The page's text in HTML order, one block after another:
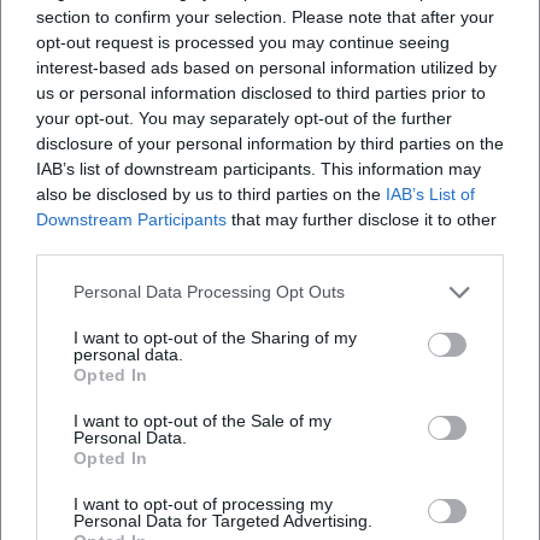
section to confirm your selection. Please note that after your
opt-out request is processed you may continue seeing
interest-based ads based on personal information utilized by
us or personal information disclosed to third parties prior to
your opt-out. You may separately opt-out of the further
disclosure of your personal information by third parties on the
IAB’s list of downstream participants. This information may
also be disclosed by us to third parties on the IAB’s List of
Downstream Participants that may further disclose it to other
Personal Data Processing Opt Outs
I want to opt-out of the Sharing of my
personal data.
Opted In
I want to opt-out of the Sale of my
Personal Data.
Opted In
I want to opt-out of processing my
Personal Data for Targeted Advertising.
Tourtermine
Mit „Bayern liebt DICH!“ bringt Krebs eine satirische Vision
auf die Bühne: Die bayerische Heimat gründet ihr eigenes
soziales Netzwerk — ein Erzählimpuls, der Medienkritik,
Polit-Folklore und Heimatpersiflage verbindet. Inhaltlich ist
das Programm eng am Zeitgeist und verhandelt
Medienmacht, digitale Folklore und politische
Inszenierung. Bereits zuvor variierte „Bavaria first!“ das
Motiv einer souveränen „Republik Bayern“ als komische
Versuchsanordnung und lieferte pointierte State-of-the-
Die laufenden Auftritte 2026 dokumentieren
ungebrochene Nachfrage: Ausverkaufte Häuser,
sind Ausdruck einer lebendigen Tourpraxis. Die
Produktionspartner aus dem Live- und Ticketing-Bereich
Vorverkauf bis zur TV-Aufzeichnung.